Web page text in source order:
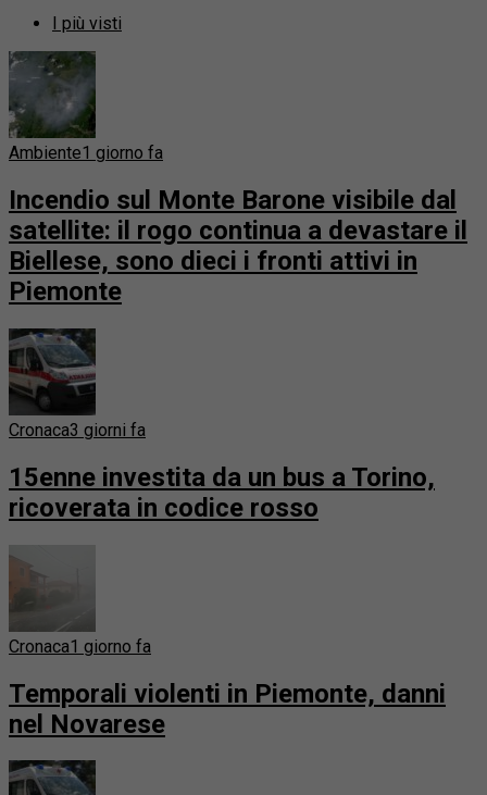
I più visti
Ambiente1 giorno fa
Incendio sul Monte Barone visibile dal
satellite: il rogo continua a devastare il
Biellese, sono dieci i fronti attivi in
Piemonte
Cronaca3 giorni fa
15enne investita da un bus a Torino,
ricoverata in codice rosso
Cronaca1 giorno fa
Temporali violenti in Piemonte, danni
nel Novarese